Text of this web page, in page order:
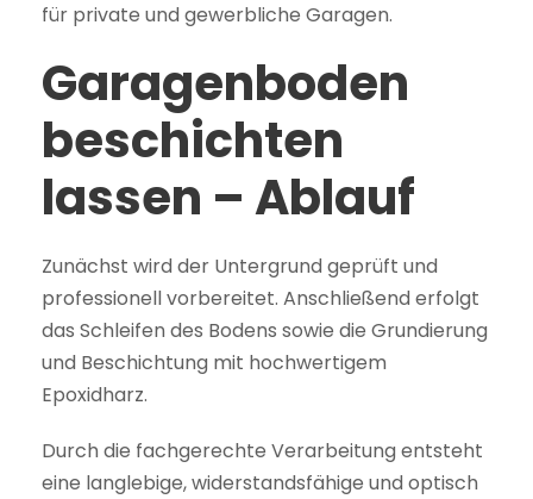
für private und gewerbliche Garagen.
Garagenboden
beschichten
lassen – Ablauf
Zunächst wird der Untergrund geprüft und
professionell vorbereitet. Anschließend erfolgt
das Schleifen des Bodens sowie die Grundierung
und Beschichtung mit hochwertigem
Epoxidharz.
Durch die fachgerechte Verarbeitung entsteht
eine langlebige, widerstandsfähige und optisch